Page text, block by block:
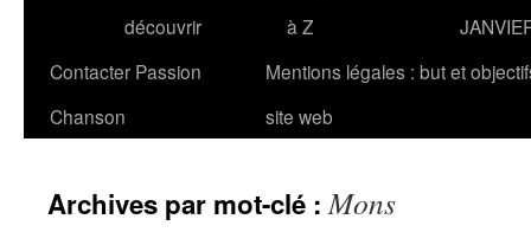
découvrir
à Z
Contacter Passion
Chanson
Mentions légales : but et
site web
Archives par mot-clé :Mons